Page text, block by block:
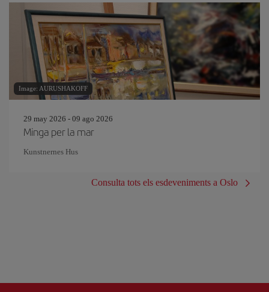
Image: AURUSHAKOFF
29 may 2026 - 09 ago 2026
Minga per la mar
Kunstnernes Hus
Consulta tots els esdeveniments a Oslo